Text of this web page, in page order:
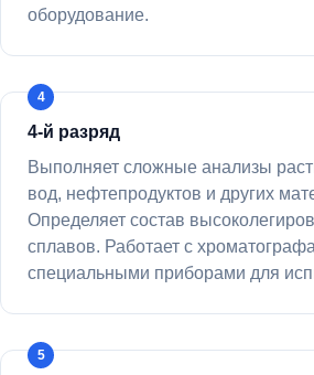
оборудование.
4-й разряд
Выполняет сложные анализы
вод, нефтепродуктов и других
Определяет состав
сплавов. Работает с
специальными приборами для